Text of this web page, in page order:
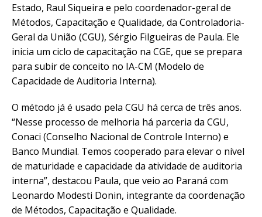
Estado, Raul Siqueira e pelo coordenador-geral de
Métodos, Capacitação e Qualidade, da Controladoria-
Geral da União (CGU), Sérgio Filgueiras de Paula. Ele
inicia um ciclo de capacitação na CGE, que se prepara
para subir de conceito no IA-CM (Modelo de
Capacidade de Auditoria Interna).
O método já é usado pela CGU há cerca de três anos.
“Nesse processo de melhoria há parceria da CGU,
Conaci (Conselho Nacional de Controle Interno) e
Banco Mundial. Temos cooperado para elevar o nível
de maturidade e capacidade da atividade de auditoria
interna”, destacou Paula, que veio ao Paraná com
Leonardo Modesti Donin, integrante da coordenação
de Métodos, Capacitação e Qualidade.